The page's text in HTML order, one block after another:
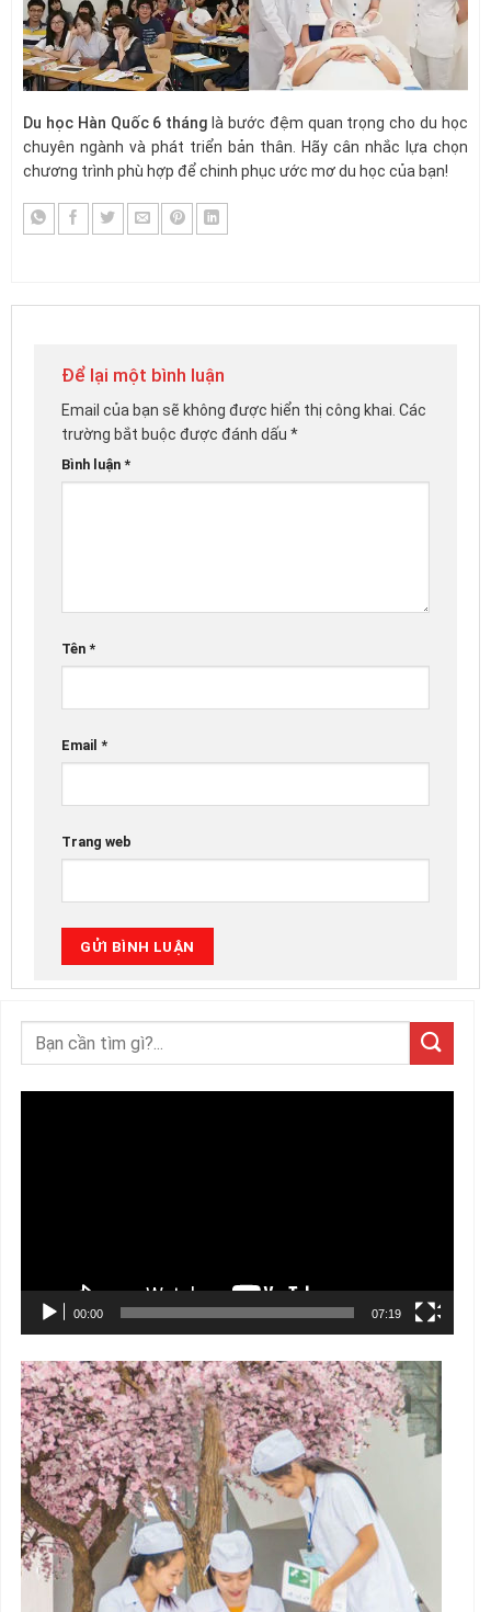
Du học Hàn Quốc 6 tháng là bước đệm quan trọng cho du học
chuyên ngành và phát triển bản thân. Hãy cân nhắc lựa chọn
chương trình phù hợp để chinh phục ước mơ du học của bạn!
Để lại một bình luận
Email của bạn sẽ không được hiển thị công khai. Các
trường bắt buộc được đánh dấu *
Bình luận *
Tên *
Email *
Trang web
00:00 07:19